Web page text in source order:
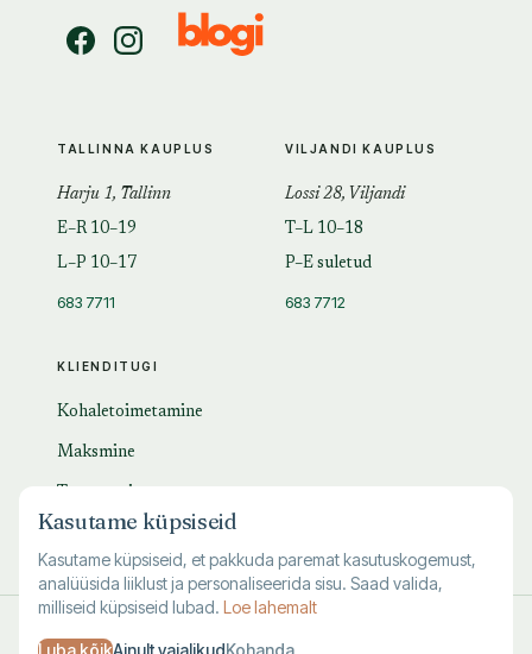
KLIENDITUGI
Kohaletoimetamine
Maksmine
KKK
TALLINNA KAUPLUS
Harju 1, Tallinn
E–R 10–19
L–P 10–17
683 7711
VILJANDI KAUPLUS
Lossi 28, Viljandi
T–L 10–18
P–E suletud
683 7712
Kasutame küpsiseid
Kasutame küpsiseid, et pakkuda paremat kasutuskogemust,
analüüsida liiklust ja personaliseerida sisu. Saad valida,
milliseid küpsiseid lubad. Loe lahemalt
Luba kõikAinult vajalikudKohanda